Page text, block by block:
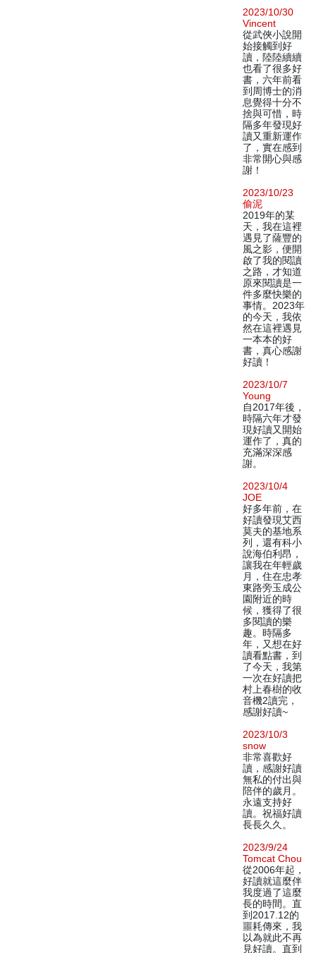
2023/10/30
Vincent
從武俠小說開
始接觸到好
讀，陸陸續續
也看了很多好
書，六年前看
到周博士的消
息覺得十分不
捨與可惜，時
隔多年發現好
讀又重新運作
了，實在感到
非常開心與感
謝！
2023/10/23
偷泥
2019年的某
天，我在這裡
遇見了薩豐的
風之影，便開
啟了我的閱讀
之路，才知道
原來閱讀是一
件多麼快樂的
事情。2023年
的今天，我依
然在這裡遇見
一本本的好
書，真心感謝
好讀！
2023/10/7
Young
自2017年後，
時隔六年才發
現好讀又開始
運作了，真的
充滿深深感
謝。
2023/10/4
JOE
好多年前，在
好讀發現艾西
莫夫的基地系
列，還有科小
說海伯利昂，
讓我在年輕歲
月，住在忠孝
東路旁玉成公
園附近的時
候，獲得了很
多閱讀的樂
趣。時隔多
年，又想在好
讀看點書，到
了今天，我第
一次在好讀把
村上春樹的收
音機2讀完，
感謝好讀~
2023/10/3
snow
非常喜歡好
讀，感謝好讀
無私的付出與
陪伴的歲月。
永遠支持好
讀。祝福好讀
長長久久。
2023/9/24
Tomcat Chou
從2006年起，
好讀就這麼伴
我度過了這麼
長的時間。直
到2017.12的
噩耗傳來，我
以為就此不再
見好讀。直到